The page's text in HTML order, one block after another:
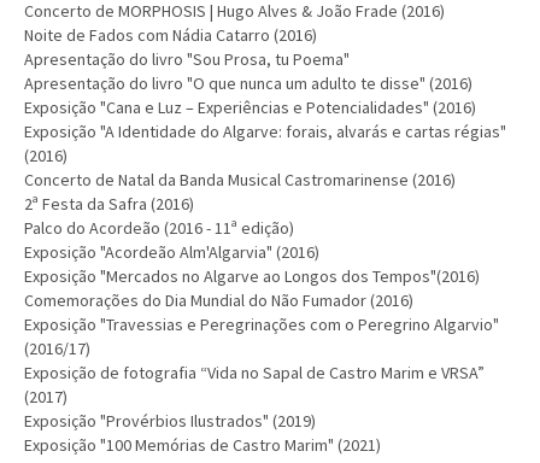
Concerto de MORPHOSIS | Hugo Alves & João Frade (2016)
Noite de Fados com Nádia Catarro (2016)
Apresentação do livro "Sou Prosa, tu Poema"
Apresentação do livro "O que nunca um adulto te disse" (2016)
Exposição "Cana e Luz – Experiências e Potencialidades" (2016)
Exposição "A Identidade do Algarve: forais, alvarás e cartas régias"
(2016)
Concerto de Natal da Banda Musical Castromarinense (2016)
2ª Festa da Safra (2016)
Palco do Acordeão (2016 - 11ª edição)
Exposição "Acordeão Alm'Algarvia" (2016)
Exposição "Mercados no Algarve ao Longos dos Tempos"(2016)
Comemorações do Dia Mundial do Não Fumador (2016)
Exposição "Travessias e Peregrinações com o Peregrino Algarvio"
(2016/17)
Exposição de fotografia “Vida no Sapal de Castro Marim e VRSA”
(2017)
Exposição "Provérbios Ilustrados" (2019)
Exposição "100 Memórias de Castro Marim" (2021)